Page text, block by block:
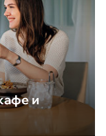
и